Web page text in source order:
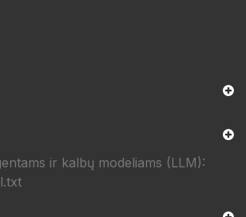
ir kalbų modeliams (LLM):